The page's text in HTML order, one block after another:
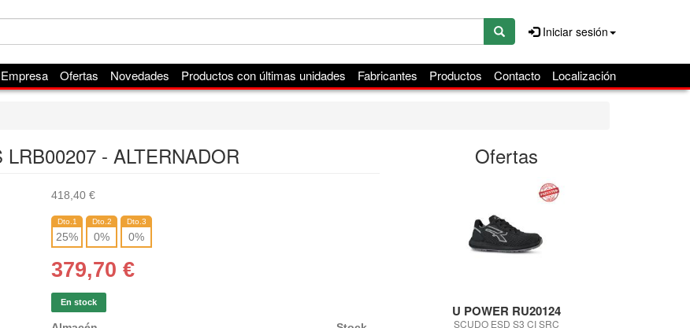
Iniciar sesión
Empresa Ofertas Novedades Productos con últimas unidades Fabricantes Productos Contacto Localización
LRB00207 - ALTERNADOR
418,40 €
Dto.1
25%
Dto.2
0%
Dto.3
0%
379,70 €
En stock
Ofertas
U POWER RU20124
SCUDO ESD S3 CI SRC